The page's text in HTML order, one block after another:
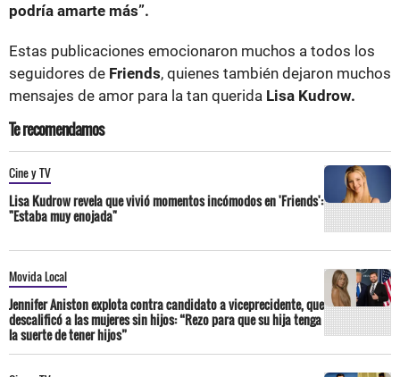
podría amarte más”.
Estas publicaciones emocionaron muchos a todos los
seguidores de Friends, quienes también dejaron muchos
mensajes de amor para la tan querida Lisa Kudrow.
Te recomendamos
Cine y TV
Lisa Kudrow revela que vivió momentos incómodos en 'Friends':
"Estaba muy enojada"
Movida Local
Jennifer Aniston explota contra candidato a viceprecidente, que
descalificó a las mujeres sin hijos: “Rezo para que su hija tenga
la suerte de tener hijos”